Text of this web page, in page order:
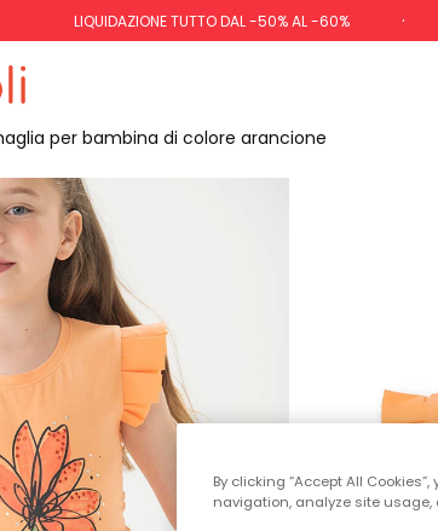
LIQUIDAZIONE TUTTO DAL -50% AL -60%
per bambina di colore arancione
By clicking “Accept All
navigation, analyze site